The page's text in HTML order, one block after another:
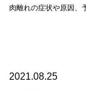
肉離れの症状や原因、
2021.08.25